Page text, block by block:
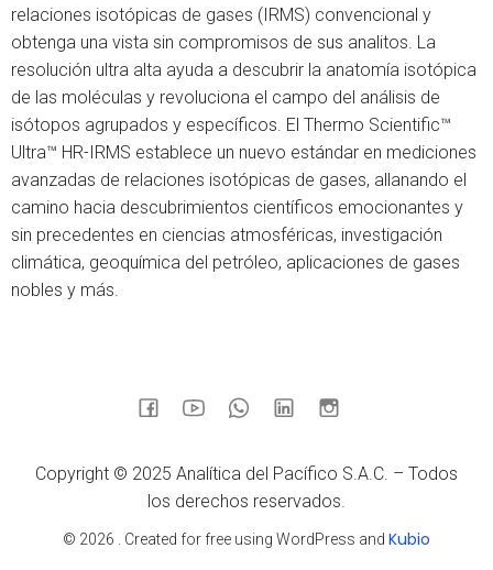
relaciones isotópicas de gases (IRMS) convencional y
obtenga una vista sin compromisos de sus analitos. La
resolución ultra alta ayuda a descubrir la anatomía isotópica
de las moléculas y revoluciona el campo del análisis de
isótopos agrupados y específicos. El Thermo Scientific™
Ultra™ HR-IRMS establece un nuevo estándar en mediciones
avanzadas de relaciones isotópicas de gases, allanando el
camino hacia descubrimientos científicos emocionantes y
sin precedentes en ciencias atmosféricas, investigación
climática, geoquímica del petróleo, aplicaciones de gases
nobles y más.
Copyright © 2025 Analítica del Pacífico S.A.C. – Todos
los derechos reservados.
© 2026 . Created for free using WordPress and Kubio